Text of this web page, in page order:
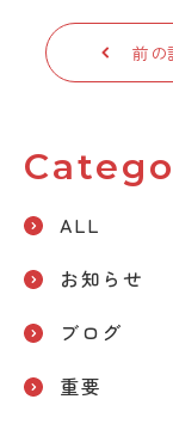
前の
ALL
お知らせ
ブログ
重要